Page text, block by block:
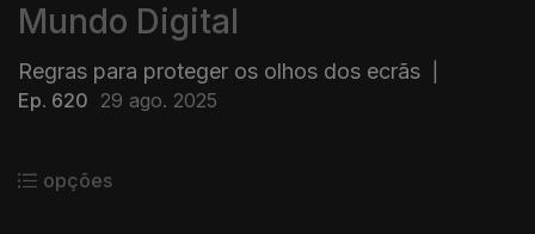
Mundo Digital
Regras para proteger os olhos dos ecrãs
Ep. 620 29 ago. 2025
opções